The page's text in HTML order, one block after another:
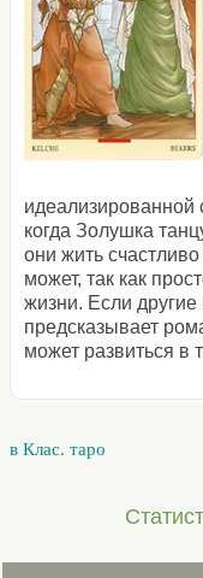
идеализированной
когда Золушка
они жить
может, так как
жизни. Если
предсказывает
может развиться в
в Клас. таро